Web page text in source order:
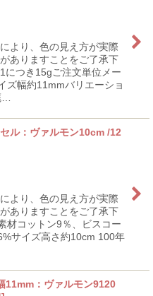
より、色の見え方が実際
ありますことをご了承下
につき15gご注文単位メー
ズ幅約11mmバリエーショ
ル：ヴァルモン10cm /12
より、色の見え方が実際
ありますことをご了承下
材コットン9％、ビスコー
サイズ高さ約10cm 100年
11mm：ヴァルモン9120